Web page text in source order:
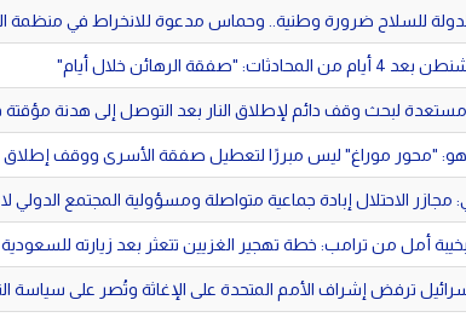
الدولة للسلاح ضرورة وطنية.. وحماس مدعوة للانخراط في منظمة
"صفقة الرهائن خلال أيام"
لبحث وقف دائم لإطلاق النار بعد التوصل إلى هدنة
"محور موراغ" ليس مبررًا لتعطيل صفقة الأسرى ووقف إطلاق
مجازر الاحتلال إبادة جماعية متواصلة ومسؤولية المجتمع
أمل من ترامب: خطة تهجير الغزيين تتعثر بعد زيارته للسعودية
ترفض إشراف الأمم المتحدة على الإغاثة وتُصر على سياسة